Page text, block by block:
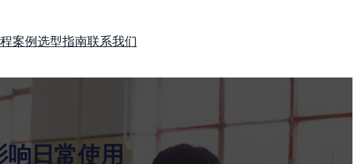
案例 选型指南联系我们
日常使用